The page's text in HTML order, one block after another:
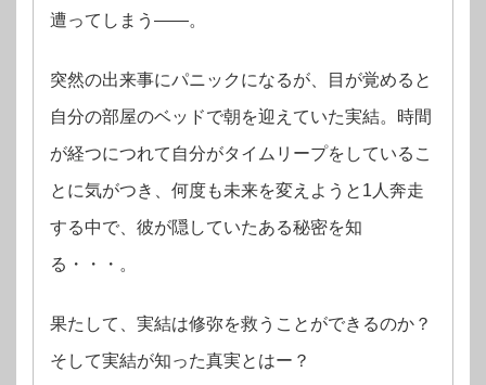
遭ってしまう――。
突然の出来事にパニックになるが、目が覚めると
自分の部屋のベッドで朝を迎えていた実結。時間
が経つにつれて自分がタイムリープをしているこ
とに気がつき、何度も未来を変えようと1人奔走
する中で、彼が隠していたある秘密を知
る・・・。
果たして、実結は修弥を救うことができるのか？
そして実結が知った真実とはー？